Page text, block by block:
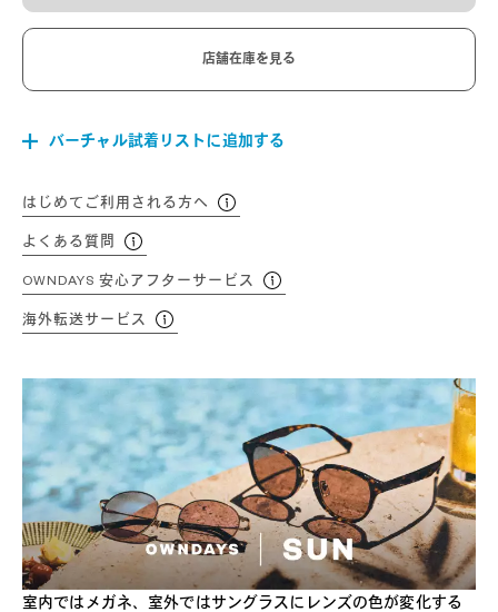
店舗在庫を見る
バーチャル試着リストに追加する
はじめてご利用される方へ
よくある質問
OWNDAYS 安心アフターサービス
海外転送サービス
室内ではメガネ、室外ではサングラスにレンズの色が変化する